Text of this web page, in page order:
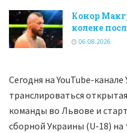
Конор
колене
06.08.2026
Сегодня на YouTube-
транслироваться
команды во Львове и
сборной Украины (U-18) на